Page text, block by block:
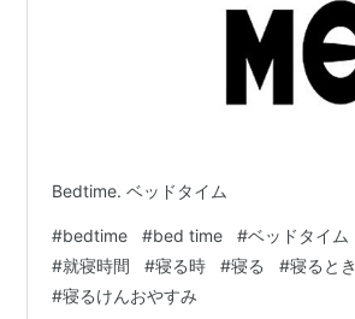
Bedtime. ベッドタイム
#bedtime #bed time #ベッドタイム
#就寝時間 #寝る時 #寝る #寝るとき
#寝るけんおやすみ